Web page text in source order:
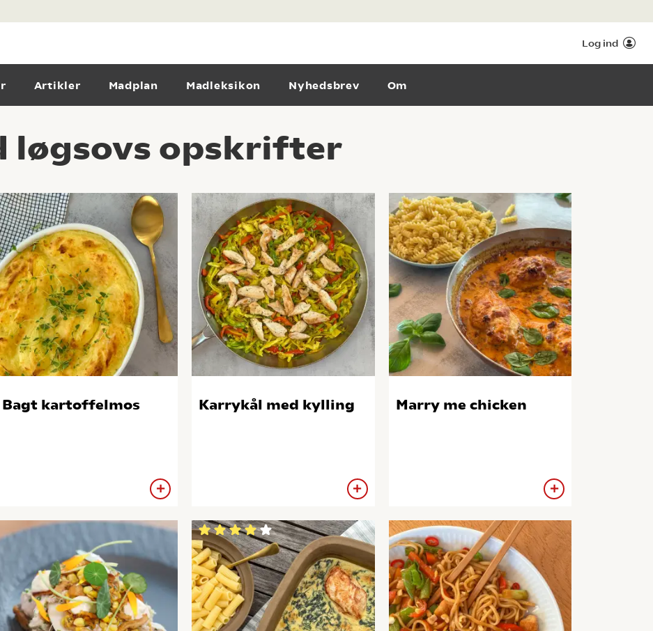
Log ind
Artikler Madplan Madleksikon Nyhedsbrev Om
løgsovs opskrifter
Bagt kartoffelmos Karrykål med kylling Marry me chicken